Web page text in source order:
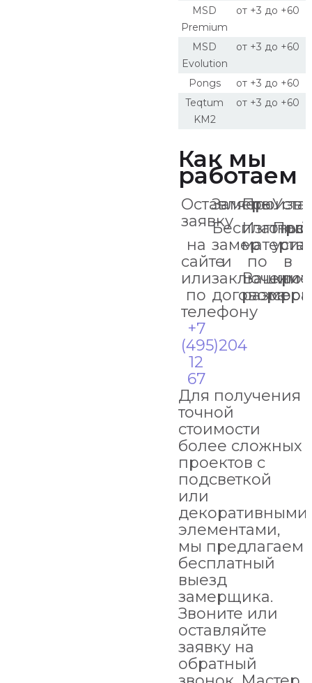
MSD
Premium
от +3 до +60
MSD
Evolution
от +3 до +60
Pongs
от +3 до +60
Teqtum
KM2
от +3 до +60
Как мы
работаем
Оставляете
заявку
на
сайте
или
по
телефону
+7
(495)204
12
67
Замеры
Бесплатный
замер
и
заключение
договора
по
Вашим
в
Для получения
точной
стоимости
более сложных
проектов с
подсветкой
или
декоративными
элементами,
мы предлагаем
бесплатный
выезд
замерщика.
Звоните или
оставляйте
заявку на
обратный